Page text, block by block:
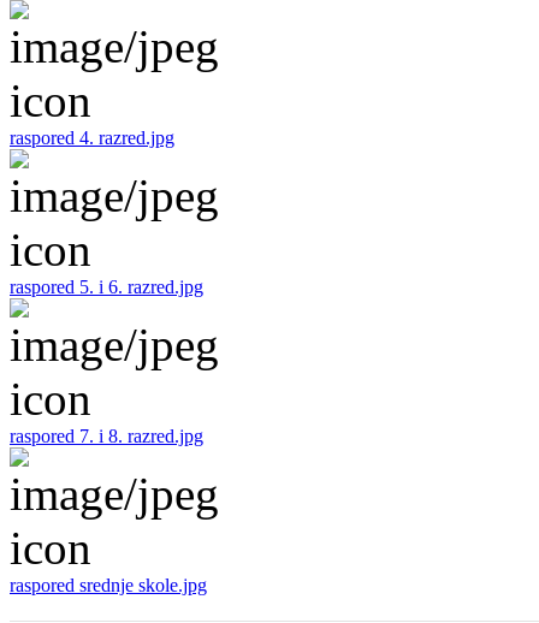
raspored 4. razred.jpg
raspored 5. i 6. razred.jpg
raspored 7. i 8. razred.jpg
raspored srednje skole.jpg